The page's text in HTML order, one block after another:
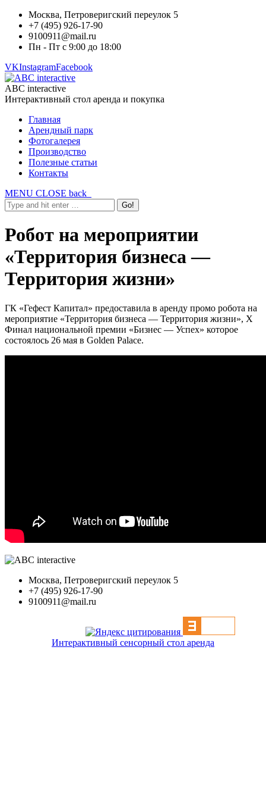
Москва, Петроверигский переулок 5
+7 (495) 926-17-90
9100911@mail.ru
Пн - Пт с 9:00 до 18:00
VKInstagramFacebook
ABC interactive
Интерактивный стол аренда и покупка
Главная
Арендный парк
Фотогалерея
Производство
Полезные статьи
Контакты
MENU CLOSE back
Робот на мероприятии
«Территория бизнеса —
Территория жизни»
ГК «Гефест Капитал» предоставила в аренду промо робота на
мероприятие «Территория бизнеса — Территория жизни», X
Финал национальной премии «Бизнес — Успех» которое
состоялось 26 мая в Golden Palace.
Москва, Петроверигский переулок 5
+7 (495) 926-17-90
9100911@mail.ru
Интерактивный сенсорный стол аренда